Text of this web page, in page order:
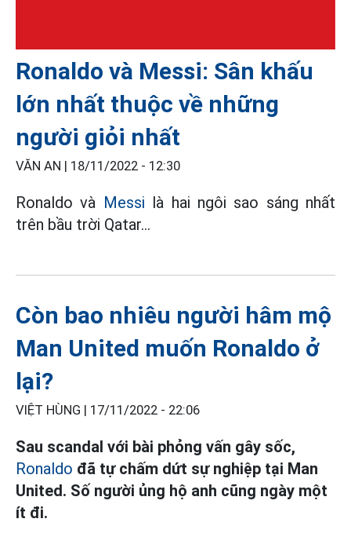
Ronaldo và Messi: Sân khấu
lớn nhất thuộc về những
người giỏi nhất
VĂN AN | 18/11/2022 - 12:30
Ronaldo và Messi là hai ngôi sao sáng nhất
trên bầu trời Qatar...
Còn bao nhiêu người hâm mộ
Man United muốn Ronaldo ở
lại?
VIỆT HÙNG | 17/11/2022 - 22:06
Sau scandal với bài phỏng vấn gây sốc,
Ronaldo đã tự chấm dứt sự nghiệp tại Man
United. Số người ủng hộ anh cũng ngày một
ít đi.